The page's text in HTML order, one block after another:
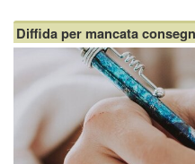
Come detto questa lettera ha
venditore sul fatto che...
Diffida per mancata